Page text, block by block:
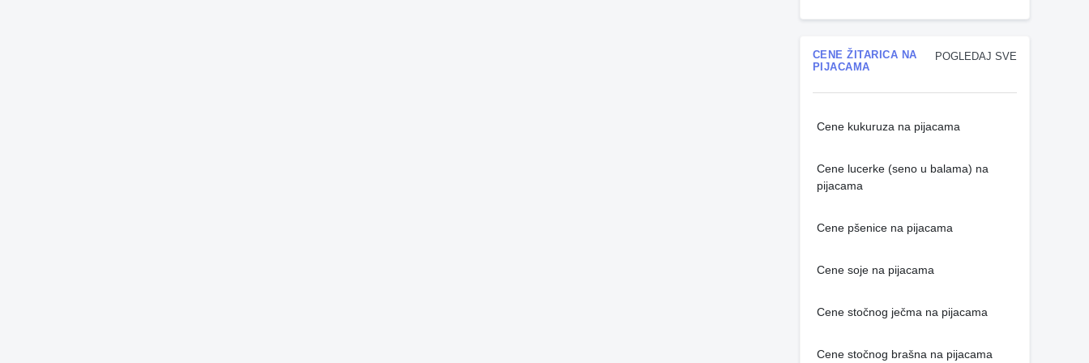
POGLEDAJ SVE
CENE ŽITARICA NA
PIJACAMA
Cene kukuruza na pijacama
Cene lucerke (seno u balama) na
pijacama
Cene pšenice na pijacama
Cene soje na pijacama
Cene stočnog ječma na pijacama
Cene stočnog brašna na pijacama